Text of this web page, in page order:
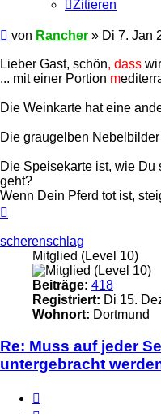
Zitieren
Ungelesener
von Rancher » Di 7. Jan
Lieber Gast, schön, dass
... mit einer Portion m
Die Weinkarte hat eine
Die graugelben
Die Speisekarte ist, wie Du
geht?
Wenn Dein Pferd tot ist,
scherenschlag
Mitglied (Level 10)
Beiträge: 418
Registriert: Di 15.
Wohnort: Dortmund
Re: Muss auf jeder
untergebracht